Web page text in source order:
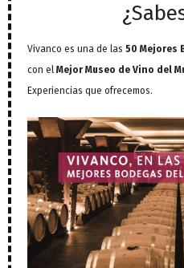
Vivanco es una de las 50 Mejores
con el Mejor Museo de Vino del
Experiencias que ofrecemos.